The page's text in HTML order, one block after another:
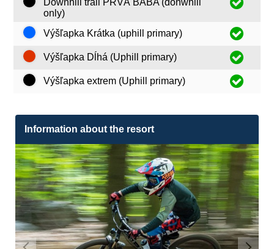
Downhill trail PRVÁ BABA (donwhill
only)
Výšľapka Krátka (uphill primary)
Výšľapka Dĺhá (Uphill primary)
Výšľapka extrem (Uphill primary)
Information about the resort